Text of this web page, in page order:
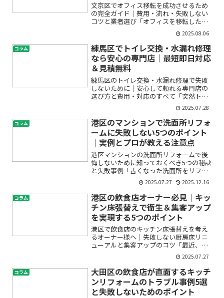
文京区でオフィス移転を成功させるため
の完全ガイド｜費用・流れ・失敗しない
コツと業者選び「オフィスを移転したい
けれど、何から始めれば良いのかわから
ない」「文京区で信頼できる引越し業者
やサポート会社はどこ？」「費用やスケ
ジュールの目安が知りたい...
2025.08.06
コラム
練馬区でトイレ交換・水漏れ修理
なら安心の専門店｜最短即日対応
＆見積無料
練馬区のトイレ交換・水漏れ修理で失敗
しないために｜安心して頼れる専門店の
選び方と費用・対応のすべて「突然トイ
レが詰まって水が溢れた」「便器の下か
ら水漏れしてきて不安」「トイレの交換
や修理、どこに頼めばいいのかわからな
い…」――練馬区にお住ま...
2025.07.28
コラム
港区のマンションで洗面所リフォ
ームに失敗しない5つのポイント
｜実例とプロが教える注意点
港区マンションの洗面所リフォームで後
悔しないために知っておくべき5つの秘訣
と失敗事例「古くなった洗面所をリフォ
ームしたいけれど、どこから手をつけて
いいのか分からない」「港区のマンショ
ンだと特有の規約や制約があるって聞く
けど、本当に大丈夫？」...
2025.07.27 2025.12.16
コラム
港区の飲食店オーナー必見｜キッ
チン床張替えで衛生＆集客アップ
を実現する5つのポイント
港区で飲食店のキッチン床張替えを考え
るオーナー様へ｜失敗しない厨房床リニ
ューアルと集客アップのコツ「最近、厨
房の床がすべって危ない」「床が黒ずん
で清潔感がない」「張替え費用や工事の
流れがわからず不安」――そんな悩みをお持
ちの港区の飲食店オー...
2025.07.27
コラム
大田区の飲食店が直面するキッチ
ンリフォームのトラブル事例5選
と失敗しないためのポイント